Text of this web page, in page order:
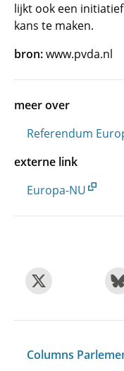
lijkt ook een
kans te maken.
bron:www.pvda.nl
meer over
Referendum
externe link
Europa-NU
Columns